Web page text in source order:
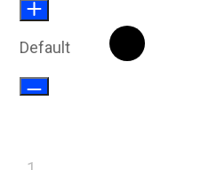
Default